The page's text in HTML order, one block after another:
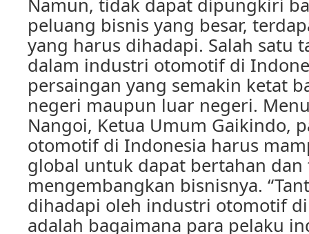
Namun, tidak dapat dipungkiri
peluang bisnis yang besar,
yang harus dihadapi. Salah satu
dalam industri otomotif di
persaingan yang semakin ketat
negeri maupun luar negeri.
Nangoi, Ketua Umum Gaikindo,
otomotif di Indonesia harus
global untuk dapat bertahan dan
mengembangkan bisnisnya.
dihadapi oleh industri otomotif
adalah bagaimana para pelaku